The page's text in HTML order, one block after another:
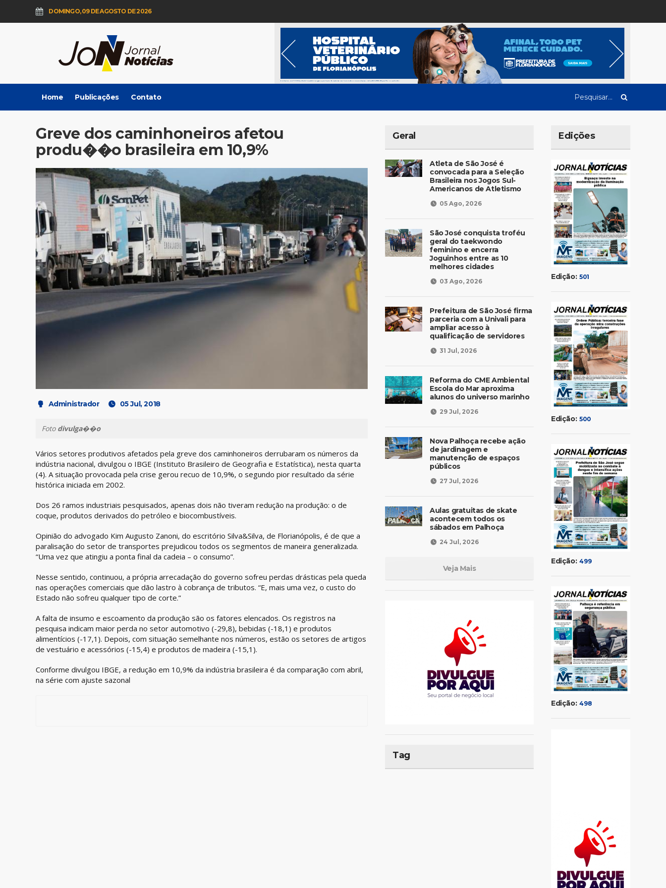
DOMINGO, 09 DE AGOSTO DE 2026
Home Publicações Contato
Greve dos caminhoneiros afetou
produ��o brasileira em 10,9%
Administrador 05 Jul, 2018
Foto divulga��o
Vários setores produtivos afetados pela greve dos caminhoneiros derrubaram os números da
indústria nacional, divulgou o IBGE (Instituto Brasileiro de Geografia e Estatística), nesta quarta
(4). A situação provocada pela crise gerou recuo de 10,9%, o segundo pior resultado da série
histórica iniciada em 2002.
Dos 26 ramos industriais pesquisados, apenas dois não tiveram redução na produção: o de
coque, produtos derivados do petróleo e biocombustíveis.
Opinião do advogado Kim Augusto Zanoni, do escritório Silva&Silva, de Florianópolis, é de que a
paralisação do setor de transportes prejudicou todos os segmentos de maneira generalizada.
“Uma vez que atingiu a ponta final da cadeia – o consumo”.
Nesse sentido, continuou, a própria arrecadação do governo sofreu perdas drásticas pela queda
nas operações comerciais que dão lastro à cobrança de tributos. “E, mais uma vez, o custo do
Estado não sofreu qualquer tipo de corte.”
A falta de insumo e escoamento da produção são os fatores elencados. Os registros na
pesquisa indicam maior perda no setor automotivo (-29,8), bebidas (-18,1) e produtos
alimentícios (-17,1). Depois, com situação semelhante nos números, estão os setores de artigos
de vestuário e acessórios (-15,4) e produtos de madeira (-15,1).
Conforme divulgou IBGE, a redução em 10,9% da indústria brasileira é da comparação com abril,
na série com ajuste sazonal
Geral
Atleta de São José é
convocada para a Seleção
Brasileira nos Jogos Sul-
Americanos de Atletismo
05 Ago, 2026
São José conquista troféu
geral do taekwondo
feminino e encerra
Joguinhos entre as 10
melhores cidades
03 Ago, 2026
Prefeitura de São José firma
parceria com a Univali para
ampliar acesso à
qualificação de servidores
31 Jul, 2026
Reforma do CME Ambiental
Escola do Mar aproxima
alunos do universo marinho
29 Jul, 2026
Nova Palhoça recebe ação
de jardinagem e
manutenção de espaços
públicos
27 Jul, 2026
Aulas gratuitas de skate
acontecem todos os
sábados em Palhoça
24 Jul, 2026
Veja Mais
Tag
Edições
Edição: 501
Edição: 500
Edição: 499
Edição: 498